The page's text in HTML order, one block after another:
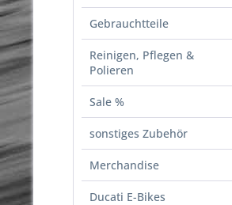
Gebrauchtteile
Reinigen, Pflegen &
Polieren
Sale %
sonstiges Zubehör
Merchandise
Ducati E-Bikes